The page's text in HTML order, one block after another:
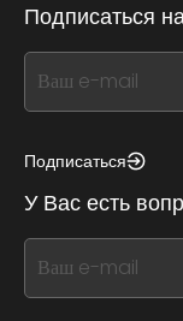
Подписаться
If
you
this,
this
form
field
blank
Подписаться
У Вас есть
If
you